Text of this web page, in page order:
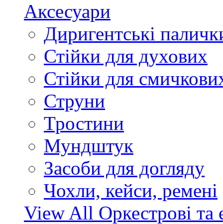
Аксесуари
Диригентські
Стійки для духових
Стійки для
Струни
Тростини
Мундштук
Засоби для догляду
Чохли, кейси, ремені
View All Оркестрові та